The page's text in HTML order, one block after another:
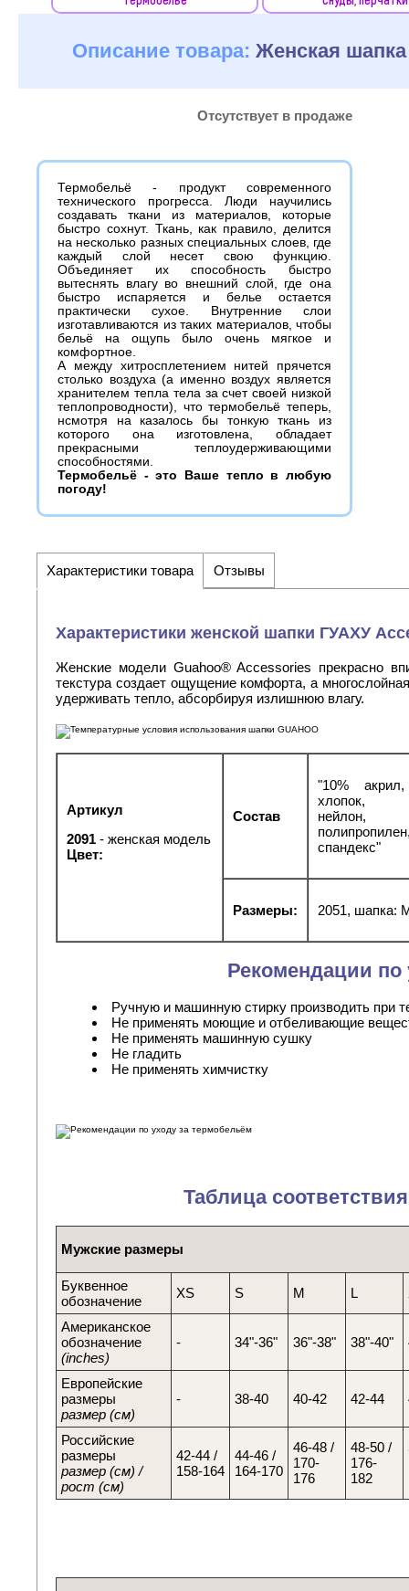
Описание товара: Женская
Отсутствует в продаже
Термобельё - продукт современного
технического прогресса. Люди научились
создавать ткани из материалов, которые
быстро сохнут. Ткань, как правило, делится
на несколько разных специальных слоев, где
каждый слой несет свою функцию.
Объединяет их способность быстро
вытеснять влагу во внешний слой, где она
быстро испаряется и белье остается
практически сухое. Внутренние слои
изготавливаются из таких материалов, чтобы
бельё на ощупь было очень мягкое и
комфортное.
А между хитросплетением нитей прячется
столько воздуха (а именно воздух является
хранителем тепла тела за счет своей низкой
теплопроводности), что термобельё теперь,
нсмотря на казалось бы тонкую ткань из
которого она изготовлена, обладает
прекрасными теплоудерживающими
способностями.
Термобельё - это Ваше тепло в любую
погоду!
Характеристики товара Отзывы
Характеристики женской шапки ГУАХУ
Женские модели Guahoo® Accessories прекрасно
текстура создает ощущение комфорта, а
удерживать тепло, абсорбируя излишнюю влагу.
Артикул
2091 - женская модель
Цвет:
Состав
"10%
хлопок,
нейлон,
спандекс"
Размеры: 2051, шапка:
Рекомендации по
Ручную и машинную стирку производить при
Не применять моющие и отбеливающие
Не применять машинную сушку
Не гладить
Не применять химчистку
Таблица
Мужские размеры
Буквенное
обозначение
XS S M L
Американское
обозначение
(inches)
- 34"-36" 36"-38" 38"-40"
Европейские
размеры
размер (см)
- 38-40 40-42 42-44
Российские
размеры
размер (см) /
рост (см)
42-44 /
158-164
44-46 /
164-170
46-48 /
170-
176
48-50 /
176-
182